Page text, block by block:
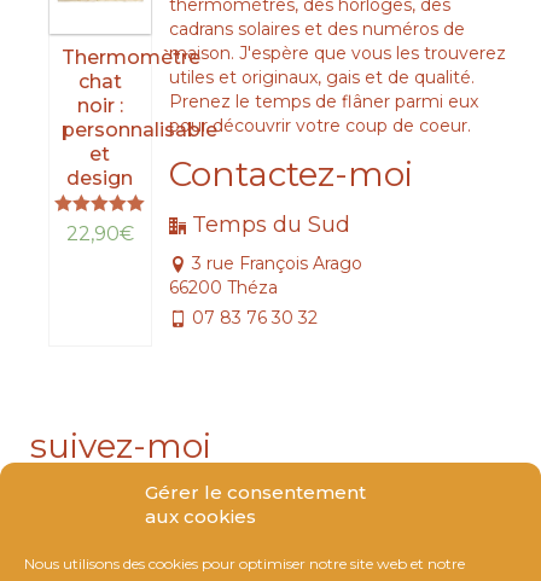
Gérer le consentement
aux cookies
Nous utilisons des cookies pour optimiser notre site web et notre
Thermomètre
chat
noir :
personnalisable
et
design
Note
5.00
22,90€
cadrans solaires et des numéros de
maison. J'espère que vous les trouverez
utiles et originaux, gais et de qualité.
Prenez le temps de flâner parmi eux
pour découvrir votre coup de coeur.
Contactez-moi
Temps du Sud
3 rue François Arago
66200 Théza
07 83 76 30 32
suivez-moi